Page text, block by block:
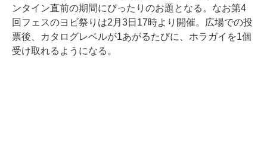
ンタイン直前の期間にぴったりのお題となる。なお第4
回フェスのヨビ祭りは2月3日17時より開催。広場での投
票後、カタログレベルが1あがるたびに、ホラガイを1個
受け取れるようになる。